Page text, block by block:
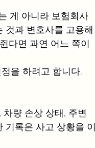
게 아니라 보험회사
것과 변호사를 고용해
다면 과연 어느 쪽이
을 하려고 합니다.
량 손상 상태, 주변
기록은 사고 상황을 이